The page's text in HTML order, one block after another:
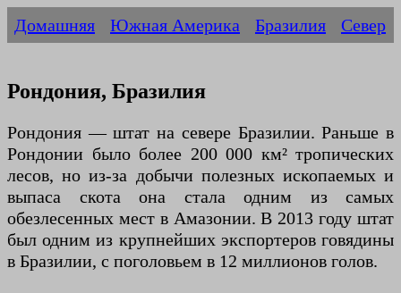
Домашняя Южная Америка Бразилия Север
Рондония, Бразилия
Рондония — штат на севере Бразилии. Раньше в
Рондонии было более 200 000 км² тропических
лесов, но из-за добычи полезных ископаемых и
выпаса скота она стала одним из самых
обезлесенных мест в Амазонии. В 2013 году штат
был одним из крупнейших экспортеров говядины
в Бразилии, с поголовьем в 12 миллионов голов.